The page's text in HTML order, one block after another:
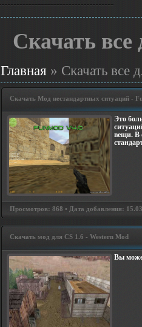
Скачать все
Главная » Скачать все
Скачать Мод нестандартных ситуаций -
Это
вещи. В
Просмотров: 868 • Дата добавления:
Скачать мод для CS 1.6 - Western Mod
Вы